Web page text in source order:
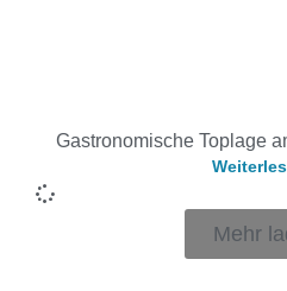
Gastronomische Toplage
Mehr